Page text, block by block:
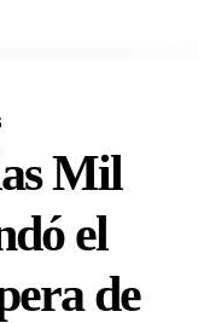
Mil
el
de